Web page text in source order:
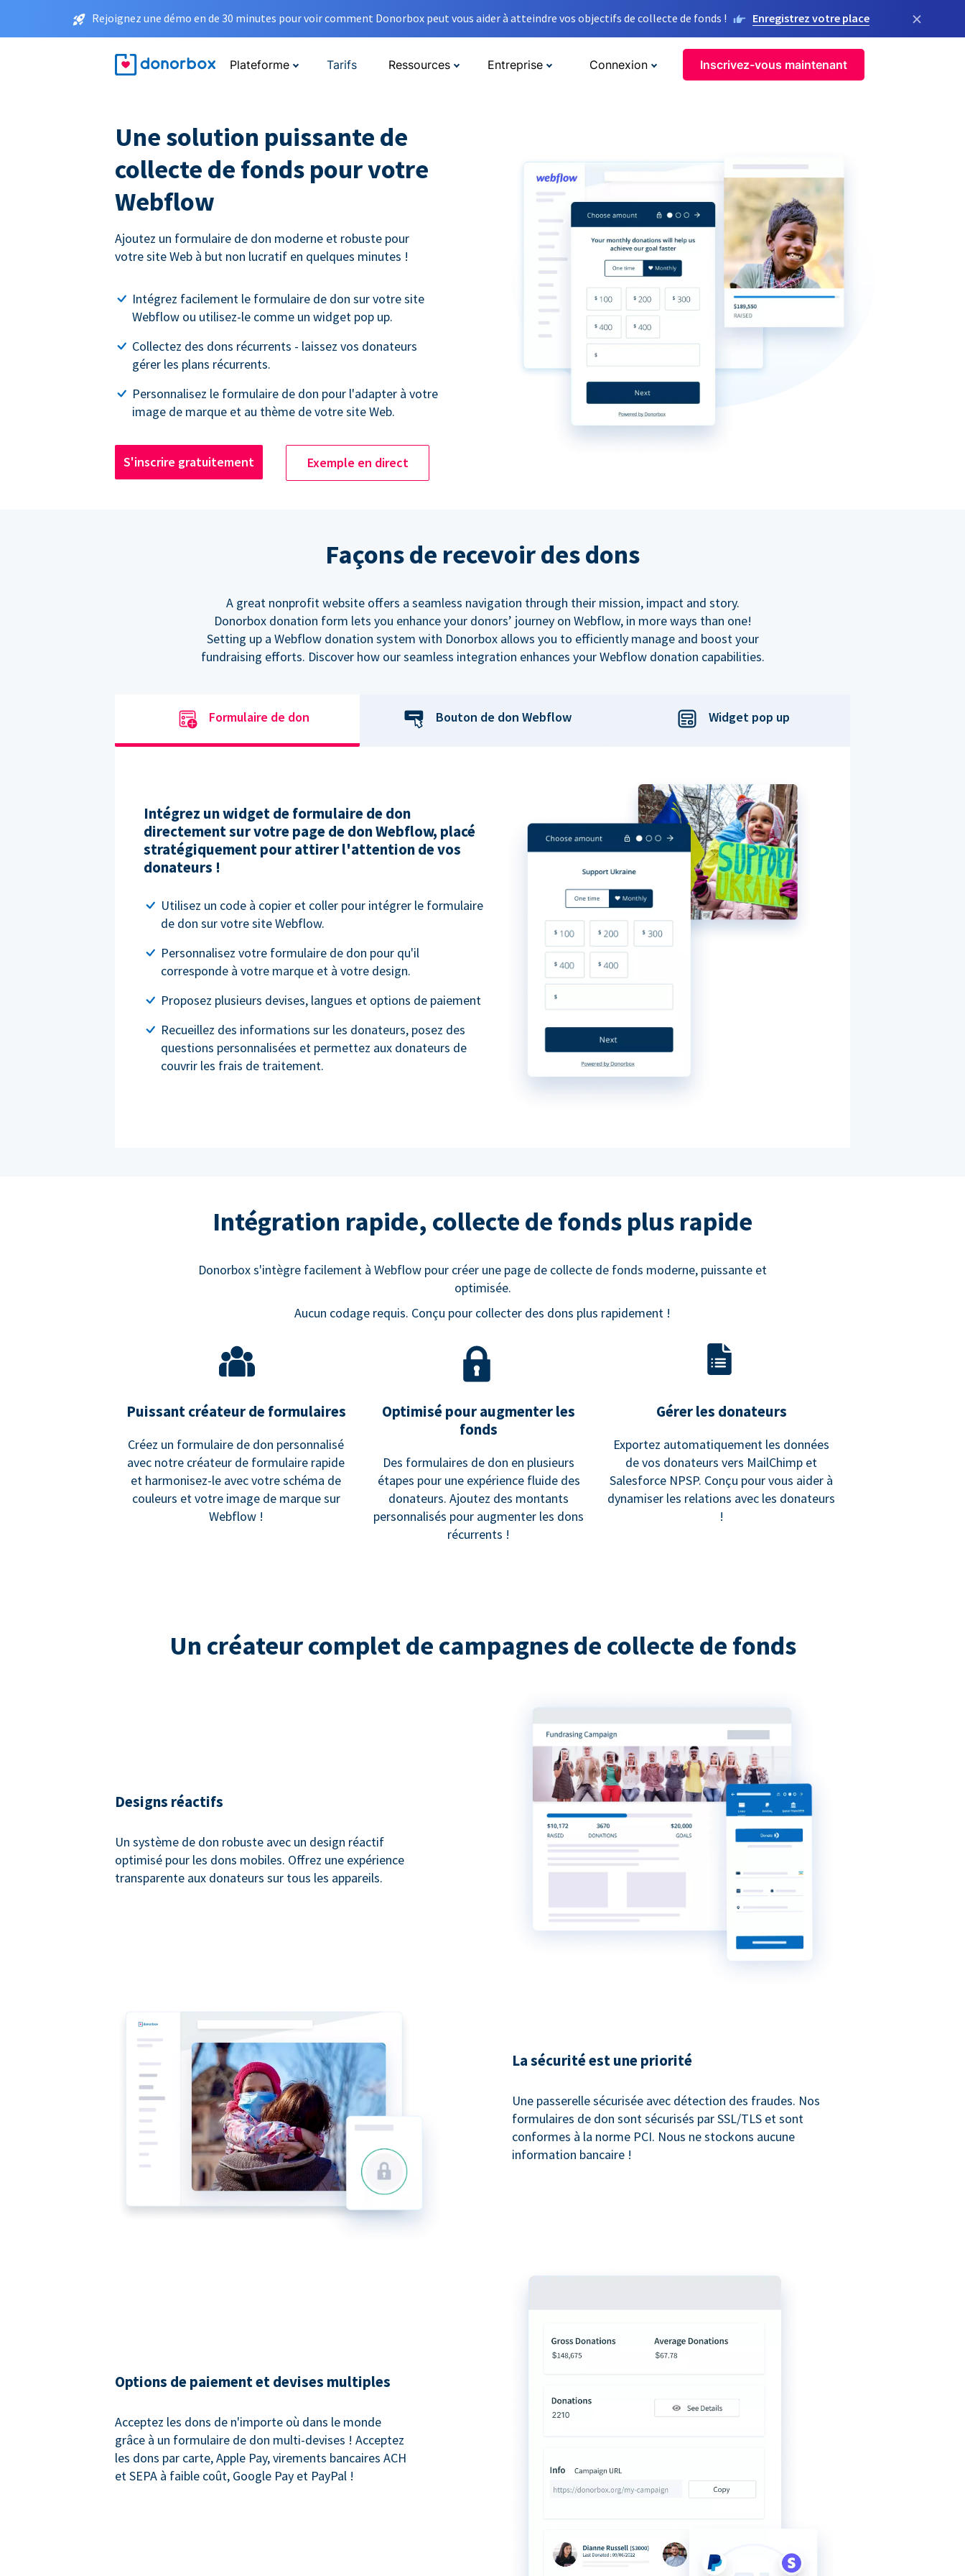
Rejoignez une démo en de 30 minutes pour voir comment Donorbox peut vous aider à atteindre vos objectifs de collecte de fonds ! Enregistrez votre place ×
Plateforme Tarifs Ressources Entreprise Connexion Inscrivez-vous maintenant
Une solution puissante de
collecte de fonds pour votre
Webflow
Ajoutez un formulaire de don moderne et robuste pour
votre site Web à but non lucratif en quelques minutes !
Intégrez facilement le formulaire de don sur votre site
Webflow ou utilisez-le comme un widget pop up.
Collectez des dons récurrents - laissez vos donateurs
gérer les plans récurrents.
Personnalisez le formulaire de don pour l'adapter à votre
image de marque et au thème de votre site Web.
S'inscrire gratuitement Exemple en direct
Façons de recevoir des dons
A great nonprofit website offers a seamless navigation through their mission, impact and story.
Donorbox donation form lets you enhance your donors’ journey on Webflow, in more ways than one!
Setting up a Webflow donation system with Donorbox allows you to efficiently manage and boost your
fundraising efforts. Discover how our seamless integration enhances your Webflow donation capabilities.
Formulaire de don Bouton de don Webflow Widget pop up
Intégrez un widget de formulaire de don
directement sur votre page de don Webflow, placé
stratégiquement pour attirer l'attention de vos
donateurs !
Utilisez un code à copier et coller pour intégrer le formulaire
de don sur votre site Webflow.
Personnalisez votre formulaire de don pour qu'il
corresponde à votre marque et à votre design.
Proposez plusieurs devises, langues et options de paiement
Recueillez des informations sur les donateurs, posez des
questions personnalisées et permettez aux donateurs de
couvrir les frais de traitement.
Intégration rapide, collecte de fonds plus rapide
Donorbox s'intègre facilement à Webflow pour créer une page de collecte de fonds moderne, puissante et
optimisée.
Aucun codage requis. Conçu pour collecter des dons plus rapidement !
Puissant créateur de formulaires
Créez un formulaire de don personnalisé
avec notre créateur de formulaire rapide
et harmonisez-le avec votre schéma de
couleurs et votre image de marque sur
Webflow !
Optimisé pour augmenter les
fonds
Des formulaires de don en plusieurs
étapes pour une expérience fluide des
donateurs. Ajoutez des montants
personnalisés pour augmenter les dons
récurrents !
Gérer les donateurs
Exportez automatiquement les données
de vos donateurs vers MailChimp et
Salesforce NPSP. Conçu pour vous aider à
dynamiser les relations avec les donateurs
!
Un créateur complet de campagnes de collecte de fonds
Designs réactifs
Un système de don robuste avec un design réactif
optimisé pour les dons mobiles. Offrez une expérience
transparente aux donateurs sur tous les appareils.
La sécurité est une priorité
Une passerelle sécurisée avec détection des fraudes. Nos
formulaires de don sont sécurisés par SSL/TLS et sont
conformes à la norme PCI. Nous ne stockons aucune
information bancaire !
Options de paiement et devises multiples
Acceptez les dons de n'importe où dans le monde
grâce à un formulaire de don multi-devises ! Acceptez
les dons par carte, Apple Pay, virements bancaires ACH
et SEPA à faible coût, Google Pay et PayPal !